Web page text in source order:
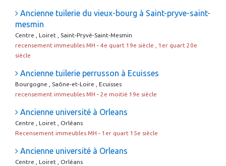
Ancienne tuilerie du vieux-bourg à Saint-pryve-saint-
mesmin
Centre , Loiret , Saint-Pryvé-Saint-Mesmin
recensement immeubles MH - 4e quart 19e siècle , 1er quart 20e
siècle
Ancienne tuilerie perrusson à Ecuisses
Bourgogne , Saône-et-Loire , Ecuisses
recensement immeubles MH - 2e moitié 19e siècle
Ancienne université à Orleans
Centre , Loiret , Orléans
Recensement immeubles MH - 1er quart 15e siècle
Ancienne université à Orleans
Centre , Loiret , Orléans